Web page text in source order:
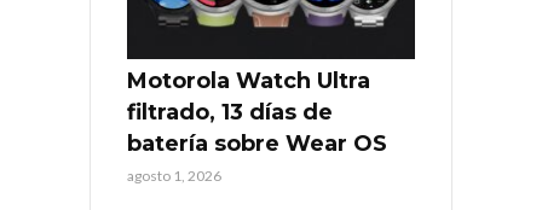
Motorola Watch Ultra
filtrado, 13 días de
batería sobre Wear OS
agosto 1, 2026